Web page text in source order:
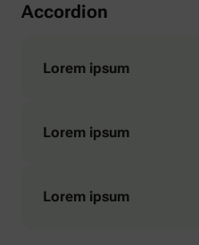
Accordion
Lorem ipsum
Lorem ipsum
Lorem ipsum